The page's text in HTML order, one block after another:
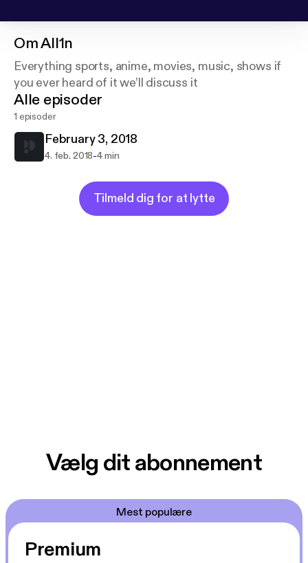
OmAll1n
Everything sports, anime, movies, music, shows if
you ever heard of it we’ll discuss it
Alle episoder
1 episoder
February 3, 2018
4. feb. 2018-4 min
Tilmeld dig for at lytte
Vælg dit abonnement
Mest populære
Premium